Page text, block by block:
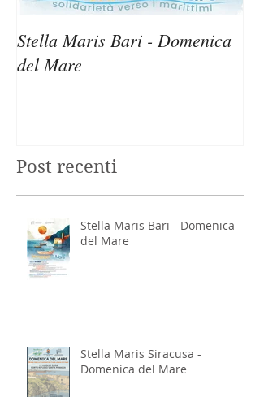
Stella Maris Bari - Domenica
del Mare
Post recenti
Stella Maris Bari - Domenica
del Mare
Stella Maris Siracusa -
Domenica del Mare